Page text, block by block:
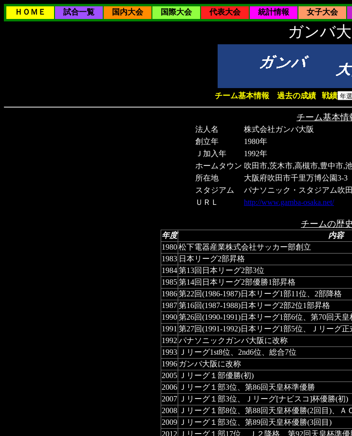
ＨＯＭＥ 試合一覧 国内大会 国際大会 代表大会 統計情報 女子大会
ガンバ
チーム基本情報 過去の成績 戦績
チーム基本情
法人名
株式会社ガンバ大阪
創立年
1980年
Ｊ加入年
1992年
ホームタウン 吹田市,茨木市,高槻市,豊中市,
所在地
大阪府吹田市千里万博公園3-3
スタジアム
パナソニック・スタジアム吹
ＵＲＬ
http://www.gamba-osaka.net/
チームの歴史
年度
内容
1980 松下電器産業株式会社サッカー部創立
1983 日本リーグ2部昇格
1984 第13回日本リーグ2部3位
1985 第14回日本リーグ2部優勝1部昇格
1986 第22回(1986-1987)日本リーグ1部11位、2部降格
1987 第16回(1987-1988)日本リーグ2部2位1部昇格
1990 第26回(1990-1991)日本リーグ1部6位、第70回天
1991 第27回(1991-1992)日本リーグ1部5位、Ｊリーグ正
1992 パナソニックガンバ大阪に改称
1993
Ｊリーグ1st8位、2nd6位、総合7位
1996 ガンバ大阪に改称
2005
Ｊリーグ１部優勝(初)
2006
Ｊリーグ１部3位、第86回天皇杯準優勝
2007
Ｊリーグ１部3位、Ｊリーグ[ナビスコ]杯優勝(初)
2008
Ｊリーグ１部8位、第88回天皇杯優勝(2回目)、Ａ
2009
Ｊリーグ１部3位、第89回天皇杯優勝(3回目)
2012
Ｊリーグ１部17位、Ｊ２降格、第92回天皇杯準優